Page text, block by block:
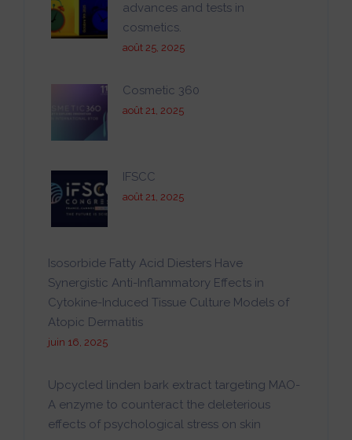
advances and tests in
cosmetics.
août 25, 2025
Cosmetic 360
août 21, 2025
IFSCC
août 21, 2025
Isosorbide Fatty Acid Diesters Have
Synergistic Anti-Inflammatory Effects in
Cytokine-Induced Tissue Culture Models of
Atopic Dermatitis
juin 16, 2025
Upcycled linden bark extract targeting MAO-
A enzyme to counteract the deleterious
effects of psychological stress on skin